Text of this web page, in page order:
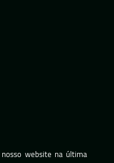
website na última